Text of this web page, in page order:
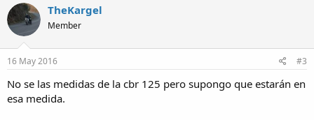
TheKargel
Member
16 May 2016 #3
No se las medidas de la cbr 125 pero supongo que estarán en
esa medida.